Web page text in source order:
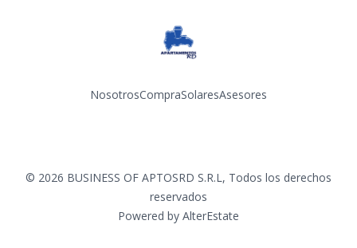
NosotrosCompraSolaresAsesores
© 2026 BUSINESS OF APTOSRD S.R.L, Todos los derechos
reservados
Powered by AlterEstate